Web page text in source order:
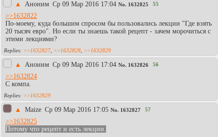
▲ Аноним Ср 09 Мар 2016 17:04 No. 1632825 55
>>1632822
По-моему, куда большим спросом бы пользовались лекции "Где взять
20 тысяч евро". Но если ты знаешь такой рецепт - зачем морочиться с
этими лекциями?
>>1632827 >>1632828 >>1632829
▲ Аноним Ср 09 Мар 2016 17:04 No. 1632826 56
>>1632824
С компа.
>>1632829
▲ Maize Ср 09 Мар 2016 17:05 No. 1632827 57
>>1632825
Потому что рецепт и есть лекции.